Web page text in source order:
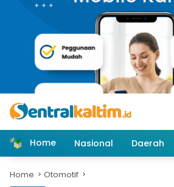
Home Nasional Daerah
Home Otomotif